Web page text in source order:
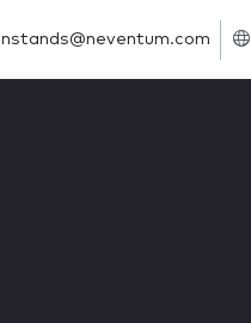
nstands@neventum.com